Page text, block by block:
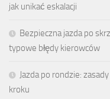
jak unikać eskalacji
Bezpieczna jazda po
typowe błędy kierowców
Jazda po rondzie:
kroku